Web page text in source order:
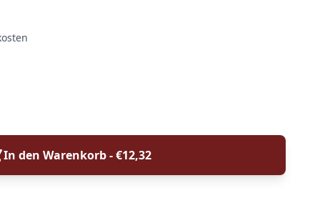
In den Warenkorb - €12,32